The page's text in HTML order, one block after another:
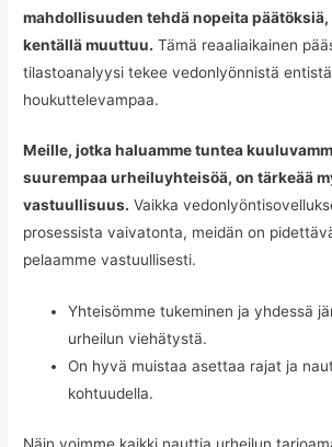
mahdollisuuden tehdä nopeita
kentällä muuttuu. Tämä reaaliaikainen
tilastoanalyysi tekee vedonlyönnistä
houkuttelevampaa.
Meille, jotka haluamme tuntea
suurempaa urheiluyhteisöä, on tärkeää
vastuullisuus. Vaikka
prosessista vaivatonta, meidän on
pelaamme vastuullisesti.
Yhteisömme tukeminen ja yhdessä
urheilun viehätystä.
On hyvä muistaa asettaa rajat ja
kohtuudella.